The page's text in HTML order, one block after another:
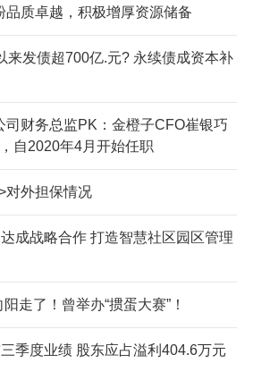
品质卓越，积极增厚资源储备
来发债超700亿.元? 永续债成资本补
司财务总监PK：金橙子CFO崔银巧
自2020年4月开始任职
对外担保情况
成战略合作 打造智慧社区园区管理
走了！曾举办“掼蛋大赛”！
季度业绩 股东应占溢利404.6万元